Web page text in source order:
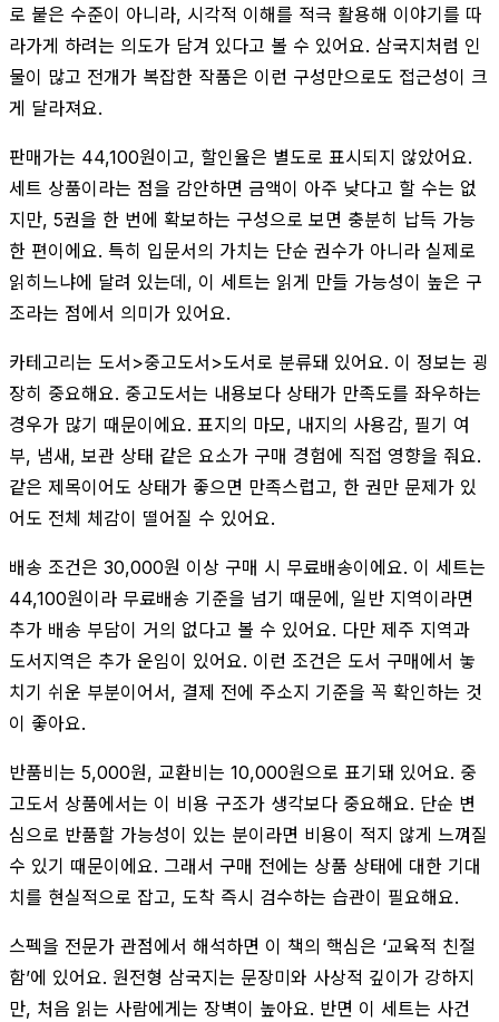
로 붙은 수준이 아니라, 시각적 이해를 적극 활용해 이야기를 따
라가게 하려는 의도가 담겨 있다고 볼 수 있어요. 삼국지처럼 인
물이 많고 전개가 복잡한 작품은 이런 구성만으로도 접근성이 크
게 달라져요.
판매가는 44,100원이고, 할인율은 별도로 표시되지 않았어요.
세트 상품이라는 점을 감안하면 금액이 아주 낮다고 할 수는 없
지만, 5권을 한 번에 확보하는 구성으로 보면 충분히 납득 가능
한 편이에요. 특히 입문서의 가치는 단순 권수가 아니라 실제로
읽히느냐에 달려 있는데, 이 세트는 읽게 만들 가능성이 높은 구
조라는 점에서 의미가 있어요.
카테고리는 도서>중고도서>도서로 분류돼 있어요. 이 정보는 굉
장히 중요해요. 중고도서는 내용보다 상태가 만족도를 좌우하는
경우가 많기 때문이에요. 표지의 마모, 내지의 사용감, 필기 여
부, 냄새, 보관 상태 같은 요소가 구매 경험에 직접 영향을 줘요.
같은 제목이어도 상태가 좋으면 만족스럽고, 한 권만 문제가 있
어도 전체 체감이 떨어질 수 있어요.
배송 조건은 30,000원 이상 구매 시 무료배송이에요. 이 세트는
44,100원이라 무료배송 기준을 넘기 때문에, 일반 지역이라면
추가 배송 부담이 거의 없다고 볼 수 있어요. 다만 제주 지역과
도서지역은 추가 운임이 있어요. 이런 조건은 도서 구매에서 놓
치기 쉬운 부분이어서, 결제 전에 주소지 기준을 꼭 확인하는 것
이 좋아요.
반품비는 5,000원, 교환비는 10,000원으로 표기돼 있어요. 중
고도서 상품에서는 이 비용 구조가 생각보다 중요해요. 단순 변
심으로 반품할 가능성이 있는 분이라면 비용이 적지 않게 느껴질
수 있기 때문이에요. 그래서 구매 전에는 상품 상태에 대한 기대
치를 현실적으로 잡고, 도착 즉시 검수하는 습관이 필요해요.
스펙을 전문가 관점에서 해석하면 이 책의 핵심은 ‘교육적 친절
함’에 있어요. 원전형 삼국지는 문장미와 사상적 깊이가 강하지
만, 처음 읽는 사람에게는 장벽이 높아요. 반면 이 세트는 사건